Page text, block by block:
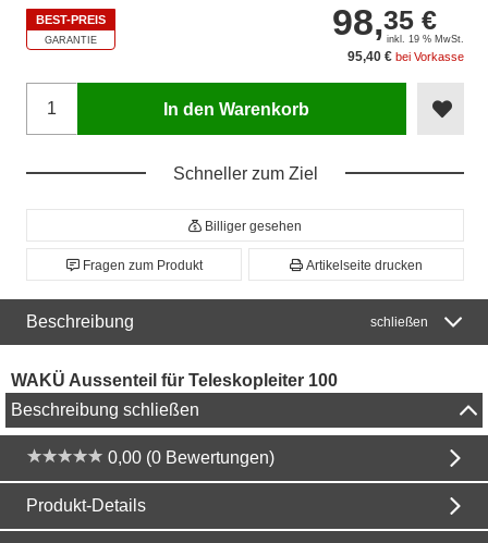
BEST-PREIS
GARANTIE 98,35 €
inkl. 19 % MwSt.
95,40 € bei Vorkasse
In den Warenkorb
Schneller zum Ziel
Billiger gesehen
Fragen zum Produkt Artikelseite drucken
Beschreibung schließen
WAKÜ Aussenteil für Teleskopleiter 100
Beschreibung schließen
0,00 (0 Bewertungen)
Produkt-Details